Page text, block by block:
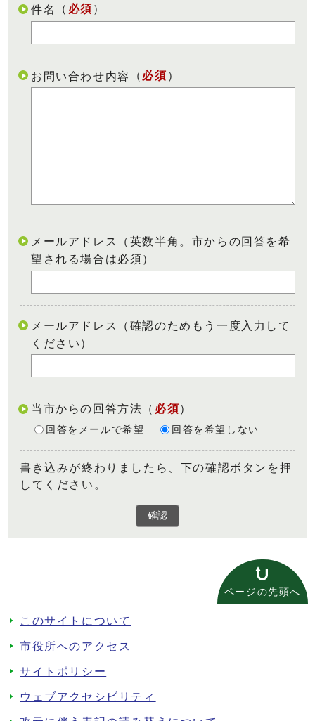
件名 （ 必須 ）
お問い合わせ内容 （ 必須 ）
メールアドレス（英数半角。市からの回答を希
望される場合は必須）
メールアドレス（確認のためもう一度入力して
ください）
当市からの回答方法 （ 必須）
回答をメールで希望 回答を希望しない
書き込みが終わりましたら、下の確認ボタンを押
してください。
確認
ページの先頭へ
このサイトについて
市役所へのアクセス
サイトポリシー
ウェブアクセシビリティ